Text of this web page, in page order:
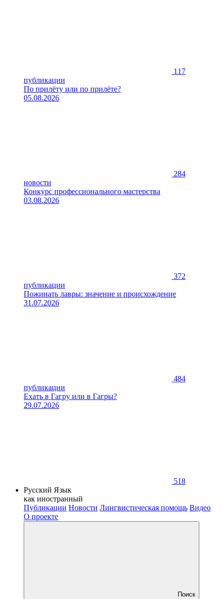
117
публикации
По прилёту или по прилёте?
05.08.2026
284
новости
Конкурс профессионального мастерства
03.08.2026
372
публикации
Пожинать лавры: значение и происхождение
31.07.2026
484
публикации
Ехать в Гагру или в Гагры?
29.07.2026
518
Русский Язык
как иностранный
Публикации Новости Лингвистическая помощь Видео
О проекте
Поиск